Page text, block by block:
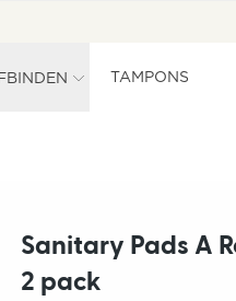
TAMPONS
Sanitary Pads A
2 pack